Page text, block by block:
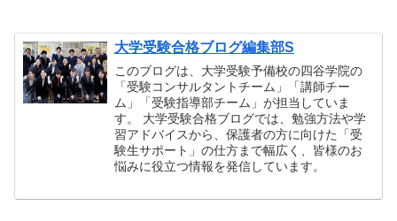
大学受験合格ブログ編集部S
このブログは、大学受験予備校の四谷学院の
「受験コンサルタントチーム」「講師チー
ム」「受験指導部チーム」が担当していま
す。 大学受験合格ブログでは、勉強方法や学
習アドバイスから、保護者の方に向けた「受
験生サポート」の仕方まで幅広く、皆様のお
悩みに役立つ情報を発信しています。